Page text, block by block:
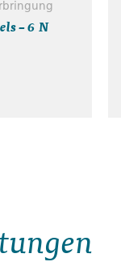
– 6 N